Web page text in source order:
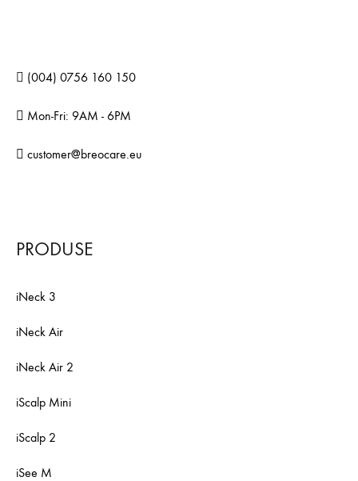
(004) 0756 160 150
Mon-Fri: 9AM - 6PM
customer@breocare.eu
PRODUSE
iNeck 3
iNeck Air
iNeck Air 2
iScalp Mini
iScalp 2
iSee M